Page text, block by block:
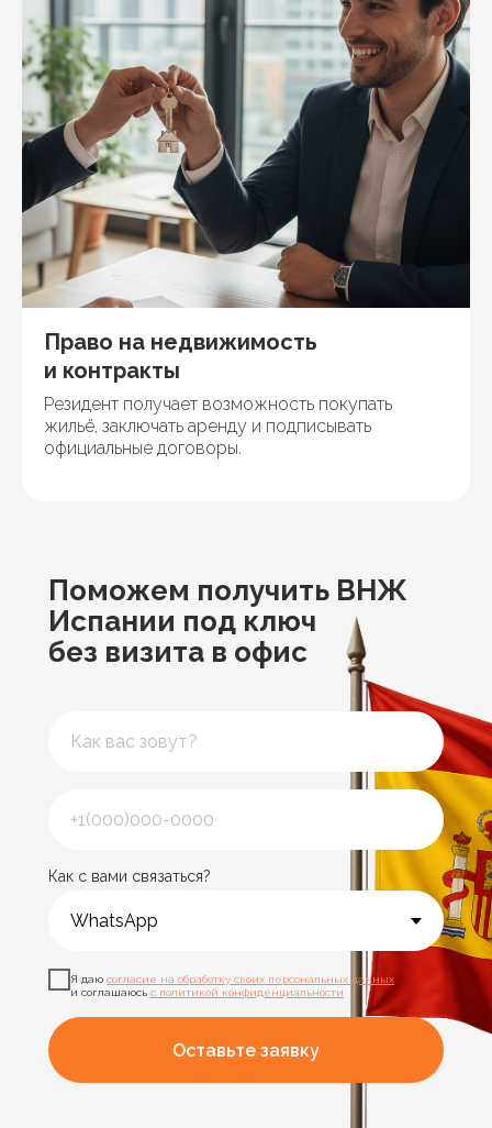
Право на недвижимость
и контракты
Резидент получает возможность покупать
жильё, заключать аренду и подписывать
официальные договоры.
Поможем получить ВНЖ
Испании под ключ
без визита в офис
Как с вами связаться?
Я даю согласие на обработку своих персональных данных
и соглашаюсь с политикой конфиденциальности
Оставьте заявку